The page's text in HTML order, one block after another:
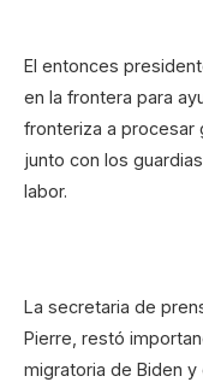
El entonces
en la frontera para
fronteriza a procesar
junto con los
labor.
La secretaria de
Pierre, restó
migratoria de Biden